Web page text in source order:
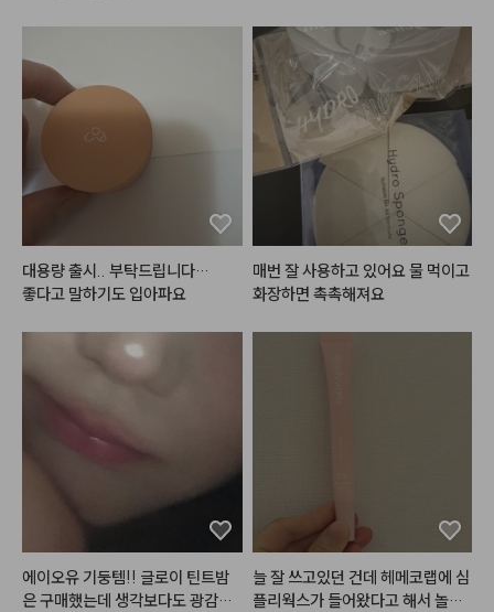
텍스처는 여전히 감탄스럽습니다.
게 스며드는 감각적인 컬러감 덕분
에 대충 툭툭 발라도 과하지 않은
분위기가 연출되고, 바쁜 날엔 립
과 치크를 한 번에 해결하는 용도로
정말 유용하게 잘 쓰고 있습니다. 1
년 동안 직접 써보고 결국 내돈내산
으로 다시 돌아올 만큼 만족도가 높
은 제품이라, 앞으로도 제 메이크업
파우치 속 영구 정착템이 될 것 같
습니다. 매트 립 덕후분들이라면 절
대 후회 안 하실 인생템이에요!
#한스킨
다크써클 커버컨실러 '로
지'
#꾸셀 비체밤 01
#데이지크#웜쿨블렌딩컬렉션
#
쿨블렌딩섀도우팔레트
Blush
#데이지크#웜쿨블렌딩컬렉션#
쿨블렌딩무드치크
Lip
대용량 출시.. 부탁드립니다…
좋다고 말하기도 입아파요
매번 잘 사용하고 있어요 물 먹이고
화장하면 촉촉해져요
에이오유 기둥템!! 글로이 틴트밤
은 구매했는데 생각보다도 광감이
늘 잘 쓰고있던 건데 헤메코랩에 심
플리웍스가 들어왔다고 해서 놀랐